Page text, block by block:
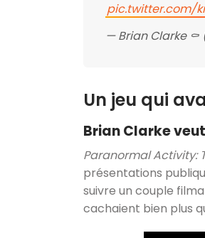
pic.twitter.com/
— Brian Clarke ⚰️
Un jeu qui
Brian Clarke
Paranormal Activity:
présentations
suivre un couple
cachaient bien plus